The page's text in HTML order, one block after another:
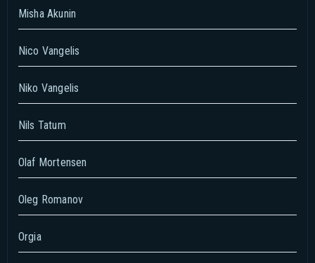
Misha Akunin
Nico Vangelis
Niko Vangelis
Nils Tatum
Olaf Mortensen
Oleg Romanov
Orgia